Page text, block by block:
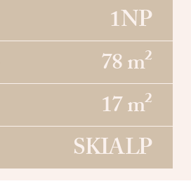
1NP
78 m²
17 m²
SKIALP